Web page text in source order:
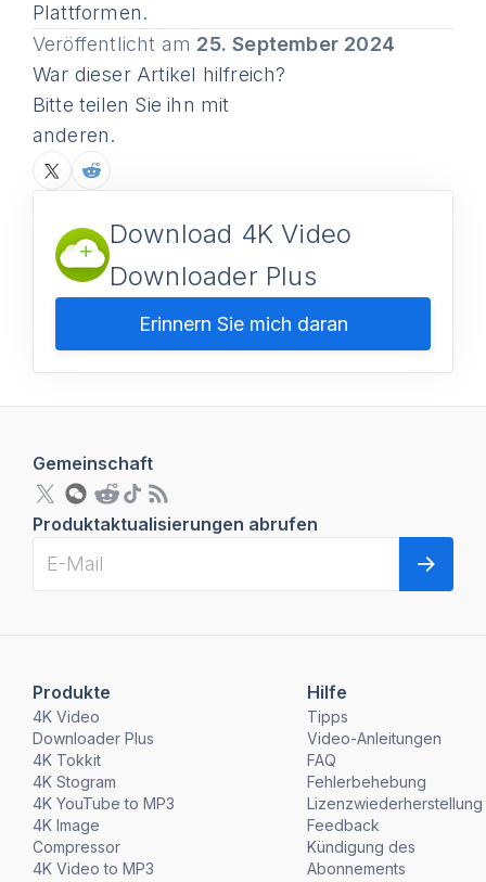
Plattformen.
Veröffentlicht am 25. September 2024
War dieser Artikel hilfreich?
Bitte teilen Sie ihn mit
anderen.
Download 4K Video
Downloader Plus
Erinnern Sie mich daran
Produkte
4K Video
Downloader Plus
4K Tokkit
4K Stogram
4K YouTube to MP3
4K Image
Compressor
4K Video to MP3
Hilfe
Tipps
Video-Anleitungen
FAQ
Fehlerbehebung
Lizenzwiederherstellung
Feedback
Kündigung des
Abonnements
Gemeinschaft
Produktaktualisierungen abrufen